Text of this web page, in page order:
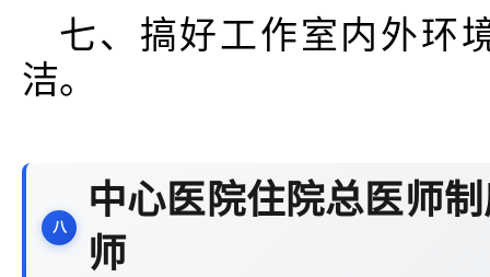
七、搞好工作室内外环
洁。
中心医院住院总医师
师